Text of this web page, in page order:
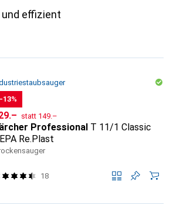
effizient
statt CHF
149.–
Professional T 11/1 Classic
Re.Plast
18